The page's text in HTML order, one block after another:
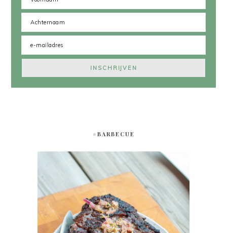
#BARBECUE